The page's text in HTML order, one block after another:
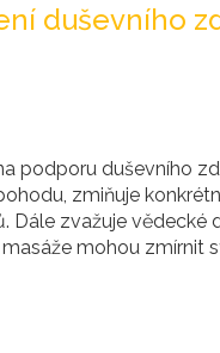
duševního
podporu duševního
zmiňuje
Dále zvažuje vědecké
mohou zmírnit